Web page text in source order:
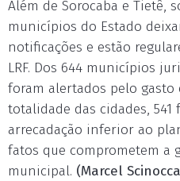
Além de Sorocaba e Tietê,
municípios do Estado
notificações e estão
LRF. Dos 644 municípios
foram alertados pelo gasto
totalidade das cidades,
arrecadação inferior ao
fatos que comprometem a
municipal. (Marcel